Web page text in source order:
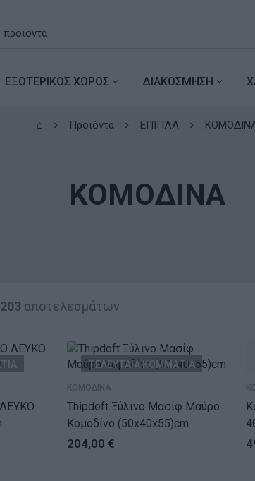
ΕΞΩΤΕΡΙΚΟΣ ΧΩΡΟΣ ΔΙΑΚΟΣΜΗΣΗ
⌂ Προϊόντα ΕΠΙΠΛΑ
ΚΟΜΟΔΙΝΑ
203 αποτελεσμάτων
ΤΕΛΕΥΤΑΙΑ ΚΟΜΜΑΤΙΑ
ΚΟΜΟΔΙΝΑ
Thipdoft Ξύλινο Μασίφ Μαύρο
Κομοδίνο (50x40x55)cm
204,00€